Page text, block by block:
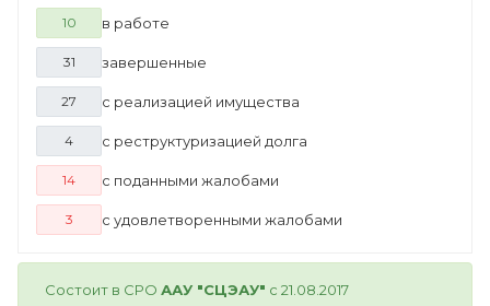
10 в работе
31 завершенные
27 с реализацией имущества
4 с реструктуризацией долга
14 с поданными жалобами
3 с удовлетворенными жалобами
Состоит в СРО ААУ "СЦЭАУ" с 21.08.2017